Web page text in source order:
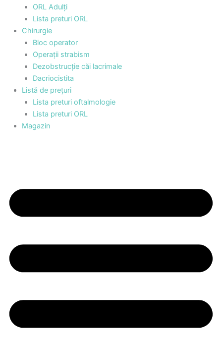
ORL Adulți
Lista preturi ORL
Chirurgie
Bloc operator
Operații strabism
Dezobstrucție căi lacrimale
Dacriocistita
Listă de prețuri
Lista preturi oftalmologie
Lista preturi ORL
Magazin